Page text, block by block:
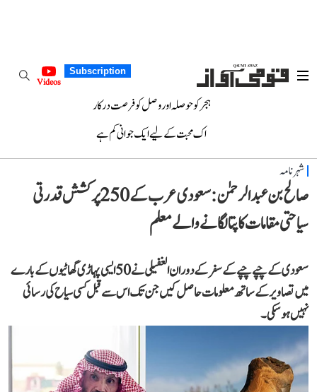
Subscription
Videos
ہجر کو حوصلہ اور وصل کو فرصت درکار
اک محبت کے لیے ایک جوانی کم ہے
شہرنامہ
صالح بن عبد الرحمٰن: سعودی عرب کے 250 پرکشش قدرتی
سیاحتی مقامات کا پتا لگانے والے معلم
سعودی کے چپے چپے کے سفر کے دوران الغفیلی نے 50 ایسی پہاڑی گھاٹیوں کے بارے
میں تصاویر کے ساتھ معلومات حاصل کیں جن تک اس سے قبل کسی سیاح کی رسائی
نہیں ہو سکی۔